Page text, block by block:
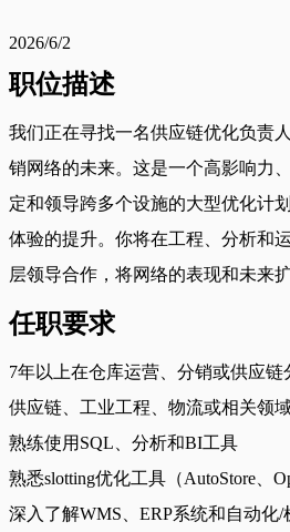
2026/6/2
职位描述
我们正在寻找一名供应链优化负责
销网络的未来。这是一个高影响力
定和领导跨多个设施的大型优化计
体验的提升。你将在工程、分析和
层领导合作，将网络的表现和未来
任职要求
7年以上在仓库运营、分销或供应
供应链、工业工程、物流或相关领
熟练使用SQL、分析和BI工具
熟悉slotting优化工具（AutoStore、
深入了解WMS、ERP系统和自动化/